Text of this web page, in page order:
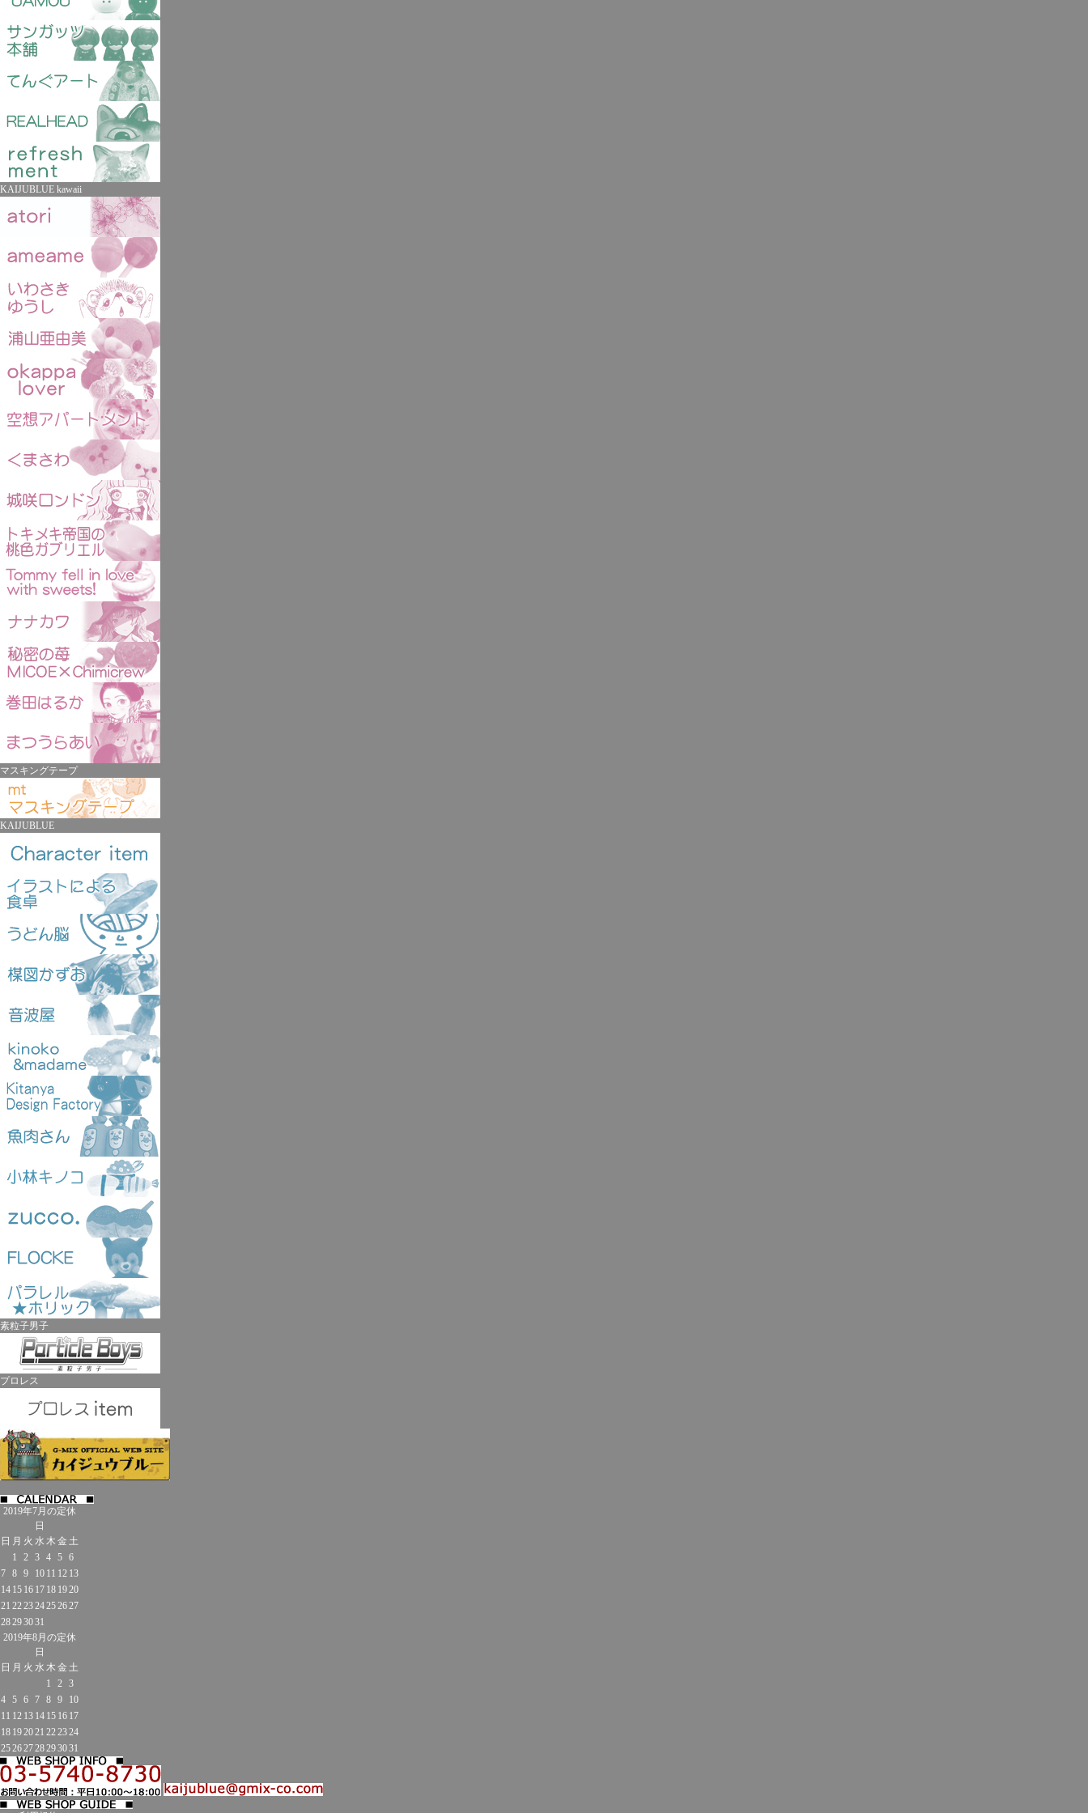
KAIJUBLUE kawaii
マスキングテープ
KAIJUBLUE
素粒子男子
プロレス
2019年7月の定休
日
日 月 火 水 木 金 土
1
2 3 4 5 6
7 8 9 10 11 12 13
14 15 16 17 18 1920
21 222324252627
28293031
2019年8月の定休
日
日 月 火 水 木 金 土
1
2 3
4 5 6 7 8 9
10
11 12 13 14 15 16 17
18 192021 222324
25262728293031